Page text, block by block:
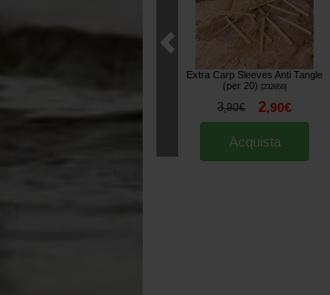
Extra Carp Sleeves Anti Tangle
(per 20)
[232656]
3,90€ 2,90€
Acquista